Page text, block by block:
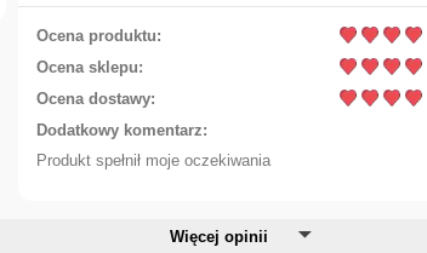
Bracelet from the SELENA collection (B23/
Ocena produktu:
Ocena sklepu:
Ocena dostawy:
Dodatkowy komentarz:
Produkt spełnił moje oczekiwania
Więcej opinii